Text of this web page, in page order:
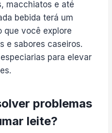
macchiatos e até
bebida terá um
que você explore
e sabores caseiros.
para elevar
problemas
leite?